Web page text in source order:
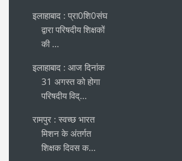
इलाहाबाद : प्रा0शि0संघ
द्वारा परिषदीय शिक्षकों
की ...
इलाहाबाद : आज दिनांक
31 अगस्त को होगा
परिषदीय विद्...
रामपुर : स्वच्छ भारत
मिशन के अंतर्गत
शिक्षक दिवस क...